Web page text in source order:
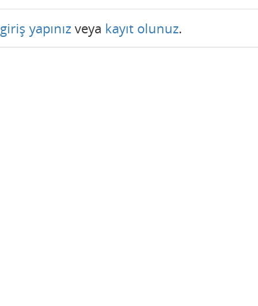
giriş yapınız veya kayıt olunuz.